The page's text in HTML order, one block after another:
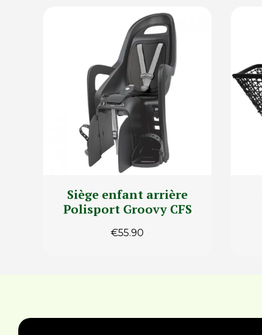
Siège enfant arrière
Polisport Groovy CFS
€55.90